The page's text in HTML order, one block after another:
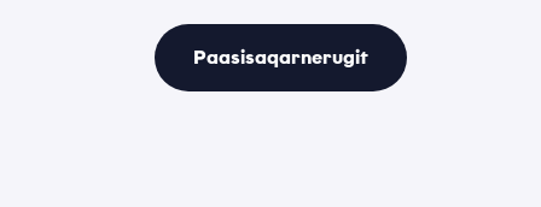
Paasisaqarnerugit